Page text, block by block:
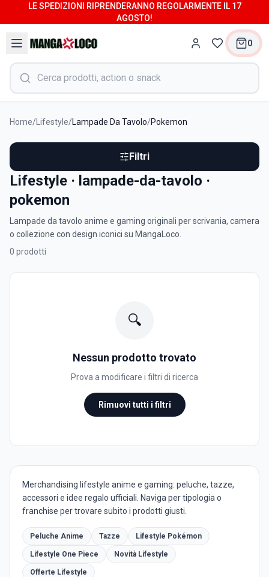
LE SPEDIZIONI RIPRENDERANNO REGOLARMENTE IL 17
AGOSTO!
0
Home/ Lifestyle/Lampade Da Tavolo/Pokemon
Filtri
Lifestyle · lampade-da-tavolo ·
pokemon
Lampade da tavolo anime e gaming originali per scrivania, camera
o collezione con design iconici su MangaLoco.
0 prodotti
🔍
Nessun prodotto trovato
Prova a modificare i filtri di ricerca
Rimuovi tutti i filtri
Merchandising lifestyle anime e gaming: peluche, tazze,
accessori e idee regalo ufficiali. Naviga per tipologia o
franchise per trovare subito i prodotti giusti.
Peluche Anime Tazze Lifestyle Pokémon
Lifestyle One Piece Novità Lifestyle
Offerte Lifestyle